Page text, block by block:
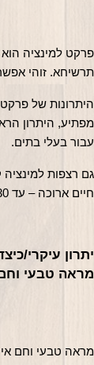
זוהי
בעלי בתים.
ארוכה – עד 30 שנה!
טבעי
טבעי וחם